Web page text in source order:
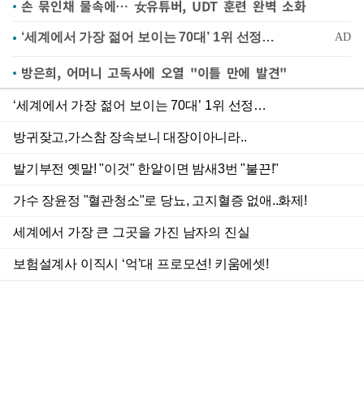
손 묶인채 물속에… 女유튜버, UDT 훈련 완벽 소화
방은희, 어머니 고독사에 오열 "이틀 만에 발견"